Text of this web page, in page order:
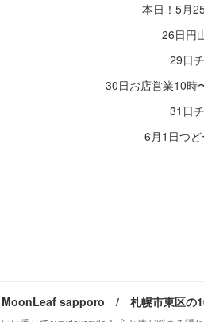
本日！5月
26日円
29日
30日お店営業10時
31日
6月1日つ